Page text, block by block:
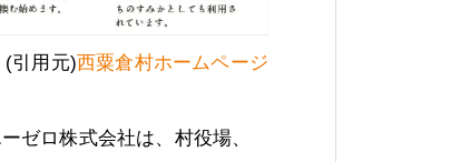
(引用元)西粟倉村ホームページ
ゼロ株式会社は、村役場、